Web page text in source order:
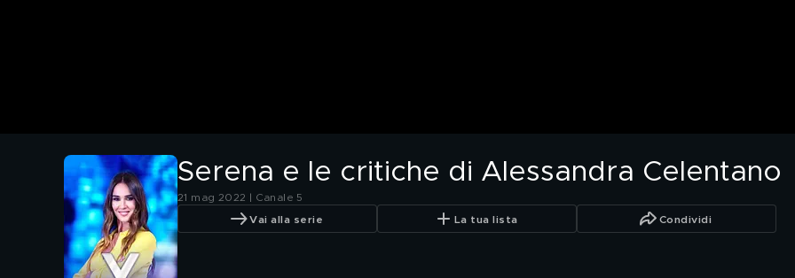
Serena e le critiche di Alessandra Celentano
21 mag 2022 | Canale 5
Vai alla serie La tua lista Condividi